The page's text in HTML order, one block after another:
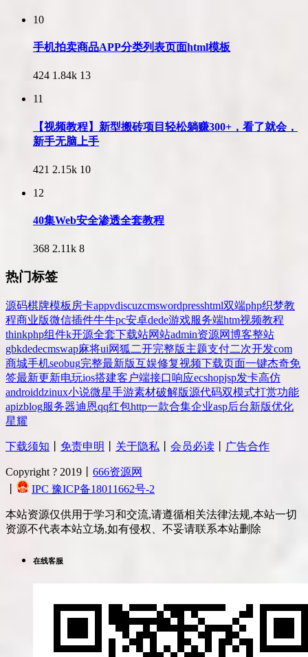
10
手机拍卖商品APP分类列表页面html模板
424 1.84k 13
11
【视频教程】新型搬砖项目轻松躺赚300+，看了就会，
新手无脑上手
421 2.15k 10
12
40集Web安全渗透全套教程
368 2.11k 8
热门标签
源码棋牌模板 房卡appvdiscuzcmswordpresshtml双端php织梦教
程商业版微信插件牛牛pc安卓dede游戏服务端htm视频教程
thinkphp组件k开源全套下载站网站admin资源网博客整站
gbkdedecmswap麻将ui网狐 二开完整版主题支付二次开发com
商城手机seobug完整最新版互娱修复视频下载页面一键杰奇免
签最新更新电玩ios搭建客户端接口响应ecshopjsp发卡高仿
androiddzinux小说微星手游素材破解版源代码双模式打赏功能
apizblog服务器迪恩qq红包http一款合集企业asp后台新版优化
星耀
下载须知 免责申明 关于隐私 会员必读 广告合作
Copyright ? 2019丨 666资源网
IPC 豫ICP备18011662号-2
本站资源仅供用于学习和交流,请遵循相关法律法规,本站一切
资源不代表本站立场,如有侵权、不妥请联系本站删除
在线客服